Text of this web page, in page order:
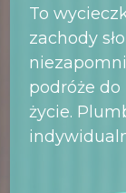
To
zachody
podróże do
życie.